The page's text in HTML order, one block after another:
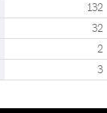
132
32
2
3